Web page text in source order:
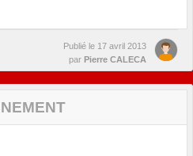
Publié le 17 avril 2013
par Pierre CALECA